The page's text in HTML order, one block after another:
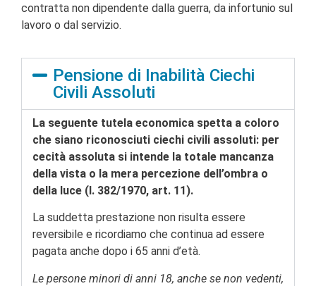
contratta non dipendente dalla guerra, da infortunio sul
lavoro o dal servizio.
Pensione di Inabilità Ciechi
Civili Assoluti
La seguente tutela economica spetta a coloro
che siano riconosciuti ciechi civili assoluti: per
cecità assoluta si intende la totale mancanza
della vista o la mera percezione dell’ombra o
della luce (l. 382/1970, art. 11).
La suddetta prestazione non risulta essere
reversibile e ricordiamo che continua ad essere
pagata anche dopo i 65 anni d’età.
Le persone minori di anni 18, anche se non vedenti,